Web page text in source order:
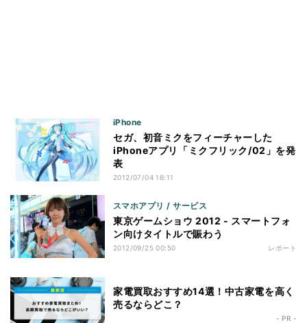
iPhone
セガ、初音ミクをフィーチャーした
iPhoneアプリ「ミクフリック/02」を発
表
2012/07/04 16:11
スマホアプリ / サービス
東京ゲームショウ 2012 - スマートフォ
ン向けタイトルで賑わう
2012/09/25 00:50 レポート
家電買取おすすめ14選！中古家電を高く
売るならどこ？
- PR -